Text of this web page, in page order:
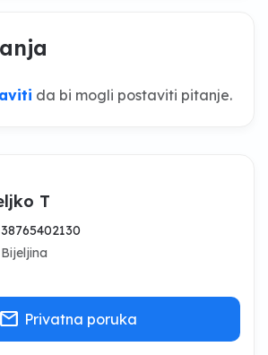
da bi mogli postaviti pitanje.
T
38765402130
Bijeljina
mail Privatna poruka